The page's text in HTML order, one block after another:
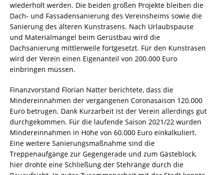
wiederholt werden. Die beiden großen Projekte bleiben die
Dach- und Fassadensanierung des Vereinsheims sowie die
Sanierung des älteren Kunstrasens. Nach Urlaubspause
und Materialmangel beim Gerüstbau wird die
Dachsanierung mittlerweile fortgesetzt. Für den Kunstrasen
wird der Verein einen Eigenanteil von 200.000 Euro
einbringen müssen.
Finanzvorstand Florian Natter berichtete, dass die
Mindereinnahmen der vergangenen Coronasaison 120.000
Euro betrugen. Dank Kurzarbeit ist der Verein allerdings gut
durchgekommen. Für die laufende Saison 2021/22 wurden
Mindereinnahmen in Höhe von 60.000 Euro einkalkuliert.
Eine weitere Sanierungsmaßnahme sind die
Treppenaufgänge zur Gegengerade und zum Gästeblock,
hier drohte eine Schließung der Stehränge durch die